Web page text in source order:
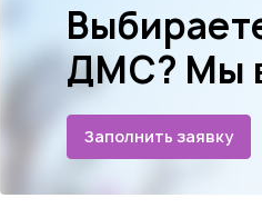
ДМС? Мы
Заполнить заявку